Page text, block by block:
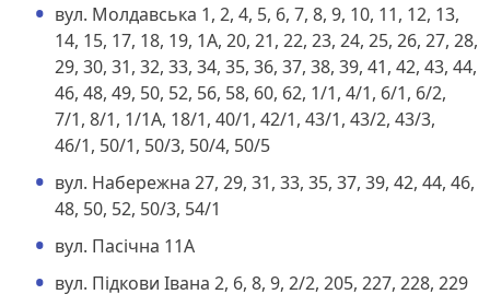
вул. Молдавська 1, 2, 4, 5, 6, 7, 8, 9, 10, 11, 12, 13,
14, 15, 17, 18, 19, 1А, 20, 21, 22, 23, 24, 25, 26, 27, 28,
29, 30, 31, 32, 33, 34, 35, 36, 37, 38, 39, 41, 42, 43, 44,
46, 48, 49, 50, 52, 56, 58, 60, 62, 1/1, 4/1, 6/1, 6/2,
7/1, 8/1, 1/1А, 18/1, 40/1, 42/1, 43/1, 43/2, 43/3,
46/1, 50/1, 50/3, 50/4, 50/5
вул. Набережна 27, 29, 31, 33, 35, 37, 39, 42, 44, 46,
48, 50, 52, 50/3, 54/1
вул. Пасічна 11А
вул. Підкови Івана 2, 6, 8, 9, 2/2, 205, 227, 228, 229